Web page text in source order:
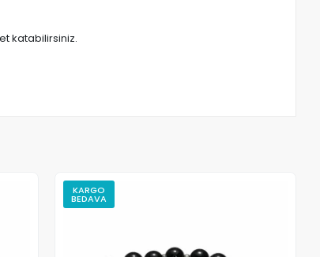
katabilirsiniz.
KARGO
BEDAVA